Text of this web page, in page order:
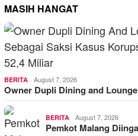
MASIH HANGAT
BERITA August 7, 2026
Owner Dupli Dining and
BERITA August 7, 2026
Pemkot Malang